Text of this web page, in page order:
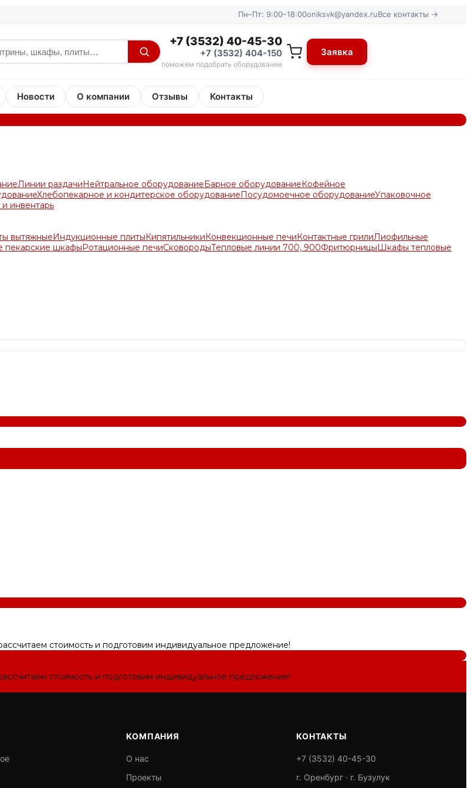
Пн–Пт: 9:00–18:00oniksvk@yandex.ruВсе контакты →
+7 (3532) 40-45-30
+7 (3532) 404-150
поможем подобрать оборудование
Заявка
Новости О компании Отзывы Контакты
Линии раздачиНейтральное оборудованиеБарное оборудованиеКофейное
Хлебопекарное и кондитерское оборудованиеПосудомоечное оборудованиеУпаковочное
инвентарь
вытяжныеИндукционные плитыКипятильникиКонвекционные печиКонтактные грилиЛиофильные
пекарские шкафыРотационные печиСковородыТепловые линии 700, 900ФритюрницыШкафы тепловые
стоимость и подготовим индивидуальное предложение!
стоимость и подготовим индивидуальное предложение!
КОМПАНИЯ
О нас
Проекты
КОНТАКТЫ
+7 (3532) 40-45-30
г. Оренбург · г. Бузулук